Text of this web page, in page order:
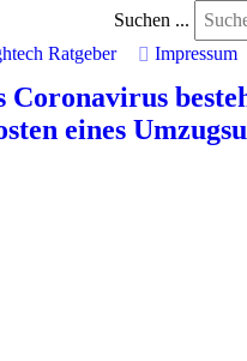
Suchen ...
Ratgeber Impressum
eines